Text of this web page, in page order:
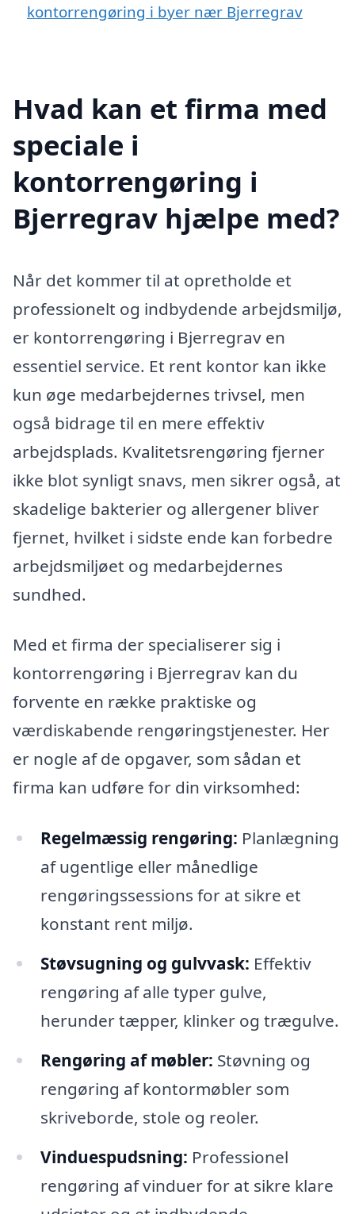
kontorrengøring i byer nær Bjerregrav
Hvad kan et firma med
speciale i
kontorrengøring i
Bjerregrav hjælpe med?
Når det kommer til at opretholde et
professionelt og indbydende arbejdsmiljø,
er kontorrengøring i Bjerregrav en
essentiel service. Et rent kontor kan ikke
kun øge medarbejdernes trivsel, men
også bidrage til en mere effektiv
arbejdsplads. Kvalitetsrengøring fjerner
ikke blot synligt snavs, men sikrer også, at
skadelige bakterier og allergener bliver
fjernet, hvilket i sidste ende kan forbedre
arbejdsmiljøet og medarbejdernes
sundhed.
Med et firma der specialiserer sig i
kontorrengøring i Bjerregrav kan du
forvente en række praktiske og
værdiskabende rengøringstjenester. Her
er nogle af de opgaver, som sådan et
firma kan udføre for din virksomhed:
Regelmæssig rengøring: Planlægning
af ugentlige eller månedlige
rengøringssessions for at sikre et
konstant rent miljø.
Støvsugning og gulvvask: Effektiv
rengøring af alle typer gulve,
herunder tæpper, klinker og trægulve.
Rengøring af møbler: Støvning og
rengøring af kontormøbler som
skriveborde, stole og reoler.
Vinduespudsning: Professionel
rengøring af vinduer for at sikre klare